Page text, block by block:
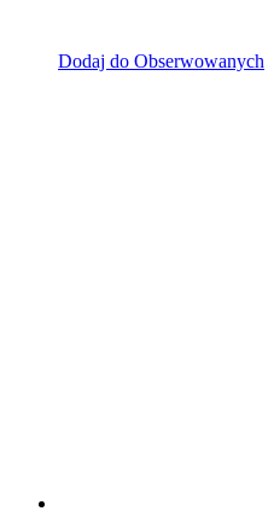
Dodaj do Obserwowanych